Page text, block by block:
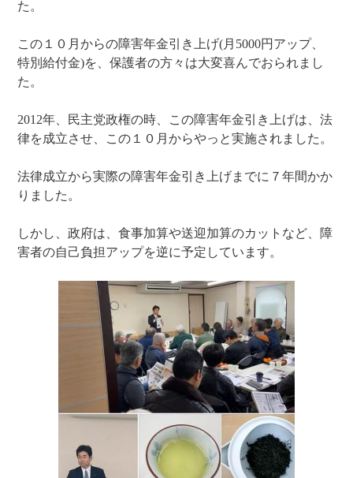
た。
この１０月からの障害年金引き上げ(月5000円アップ、
特別給付金)を、保護者の方々は大変喜んでおられまし
た。
2012年、民主党政権の時、この障害年金引き上げは、法
律を成立させ、この１０月からやっと実施されました。
法律成立から実際の障害年金引き上げまでに７年間かか
りました。
しかし、政府は、食事加算や送迎加算のカットなど、障
害者の自己負担アップを逆に予定しています。